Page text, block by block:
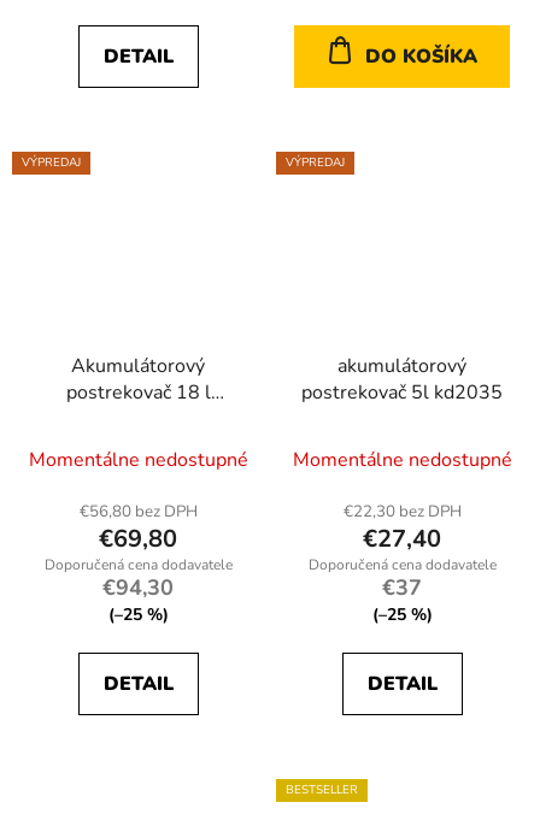
DETAIL DO KOŠÍKA
VÝPREDAJ
Akumulátorový
postrekovač 18 l
Momentálne nedostupné
€56,80 bez DPH
€69,80
€94,30
(–25 %)
DETAIL
VÝPREDAJ
akumulátorový
postrekovač 5l kd2035
Momentálne nedostupné
€22,30 bez DPH
€27,40
€37
(–25 %)
DETAIL
BESTSELLER